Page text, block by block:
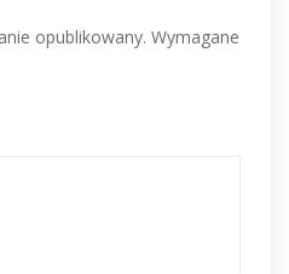
opublikowany. Wymagane